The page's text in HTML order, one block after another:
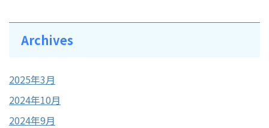
Archives
2025年3月
2024年10月
2024年9月